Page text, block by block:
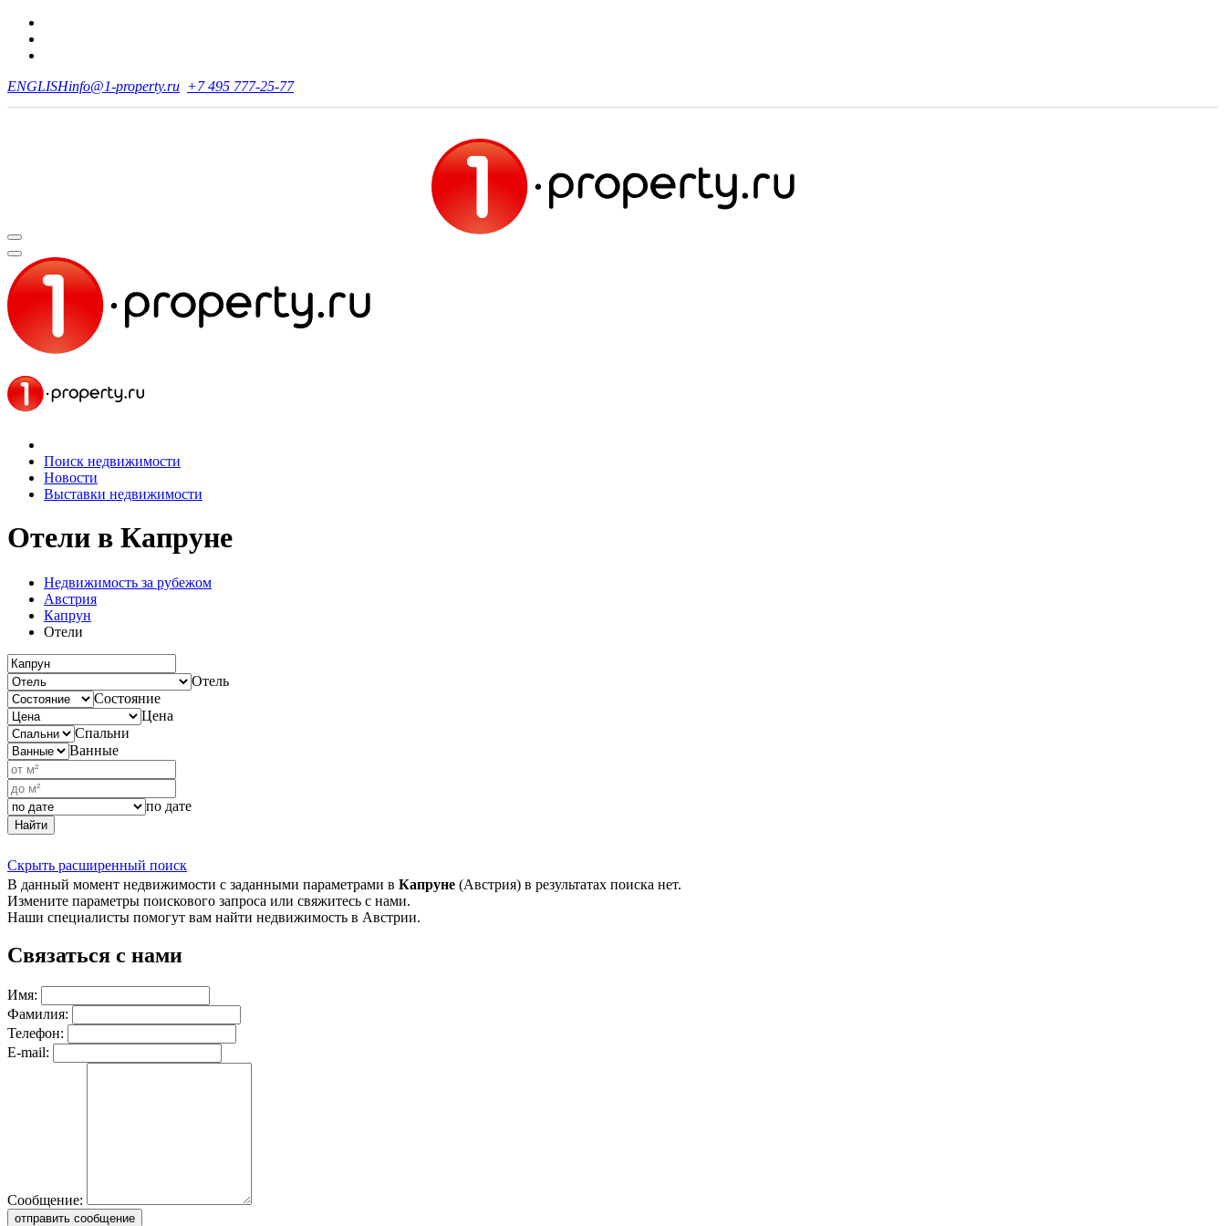
ENGLISHinfo@1-property.ru +7 495 777-25-77
Поиск недвижимости
Новости
Выставки недвижимости
Отели в Капруне
Недвижимость за рубежом
Австрия
Капрун
Отели
Отель
Состояние
Цена
Спальни
Ванные
по дате
Найти
Скрыть расширенный поиск
В данный момент недвижимости с заданными параметрами в Капруне (Австрия) в результатах поиска нет.
Измените параметры поискового запроса или свяжитесь с нами.
Наши специалисты помогут вам найти недвижимость в Австрии.
Связаться с нами
Имя:
Фамилия:
Телефон:
E-mail:
Сообщение:
отправить сообщение